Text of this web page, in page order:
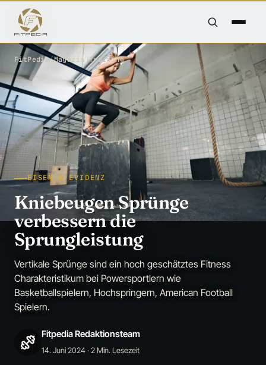
FitPedia/Magazin /Training
EISEN & EVIDENZ
Kniebeugen Sprünge
verbessern die
Sprungleistung
Vertikale Sprünge sind ein hoch geschätztes Fitness
Charakteristikum bei Powersportlern wie
Basketballspielern, Hochspringern, American Football
Spielern.
Fitpedia Redaktionsteam
14. Juni 2024· 2 Min. Lesezeit